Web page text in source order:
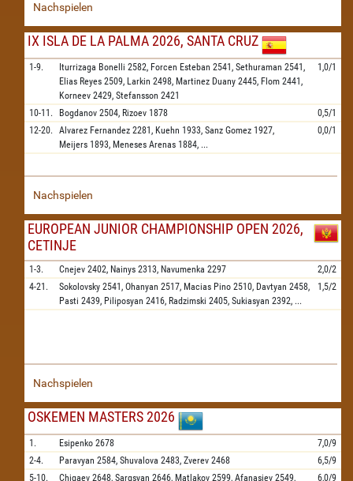
Nachspielen
IX ISLA DE LA PALMA 2026, SANTA CRUZ
1-9. Iturrizaga Bonelli 2582, Forcen Esteban 2541, Sethuraman 2541,
Elias Reyes 2509, Larkin 2498, Martinez Duany 2445, Flom 2441,
Korneev 2429, Stefansson 2421
1,0/1
10-11. Bogdanov 2504, Rizoev 1878
0,5/1
12-20.
Alvarez Fernandez 2281, Kuehn 1933, Sanz Gomez 1927,
Meijers 1893, Meneses Arenas 1884, ...
0,0/1
Nachspielen
EUROPEAN JUNIOR CHAMPIONSHIP OPEN 2026,
CETINJE
1-3. Cnejev 2402, Nainys 2313, Navumenka 2297
2,0/2
4-21.
Sokolovsky 2541, Ohanyan 2517, Macias Pino 2510, Davtyan 2458,
Pasti 2439, Piliposyan 2416, Radzimski 2405, Sukiasyan 2392, ...
1,5/2
Nachspielen
OSKEMEN MASTERS 2026
1. Esipenko 2678
7,0/9
2-4.
Paravyan 2584, Shuvalova 2483, Zverev 2468
6,5/9
5-10.
Chigaev 2648, Sargsyan 2646, Matlakov 2599, Afanasiev 2549, 6,0/9